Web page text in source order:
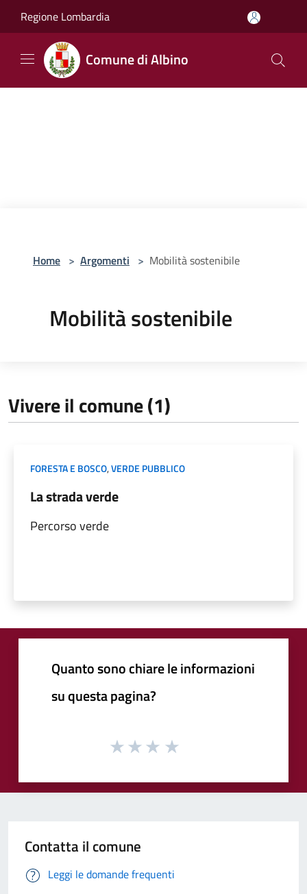
Regione Lombardia
Comune di Albino
Home > Argomenti > Mobilità sostenibile
Mobilità sostenibile
Vivere il comune (1)
FORESTA E BOSCO,VERDE PUBBLICO
La strada verde
Percorso verde
Quanto sono chiare le informazioni
su questa pagina?
Contatta il comune
Leggi le domande frequenti